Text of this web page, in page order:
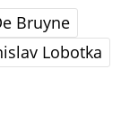
Bruyne
Lobotka